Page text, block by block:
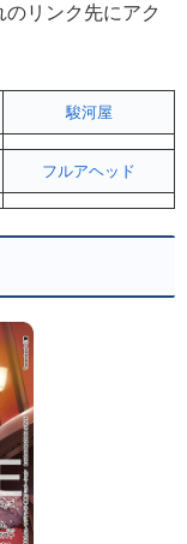
リンク先にアク
駿河屋
フルアヘッド